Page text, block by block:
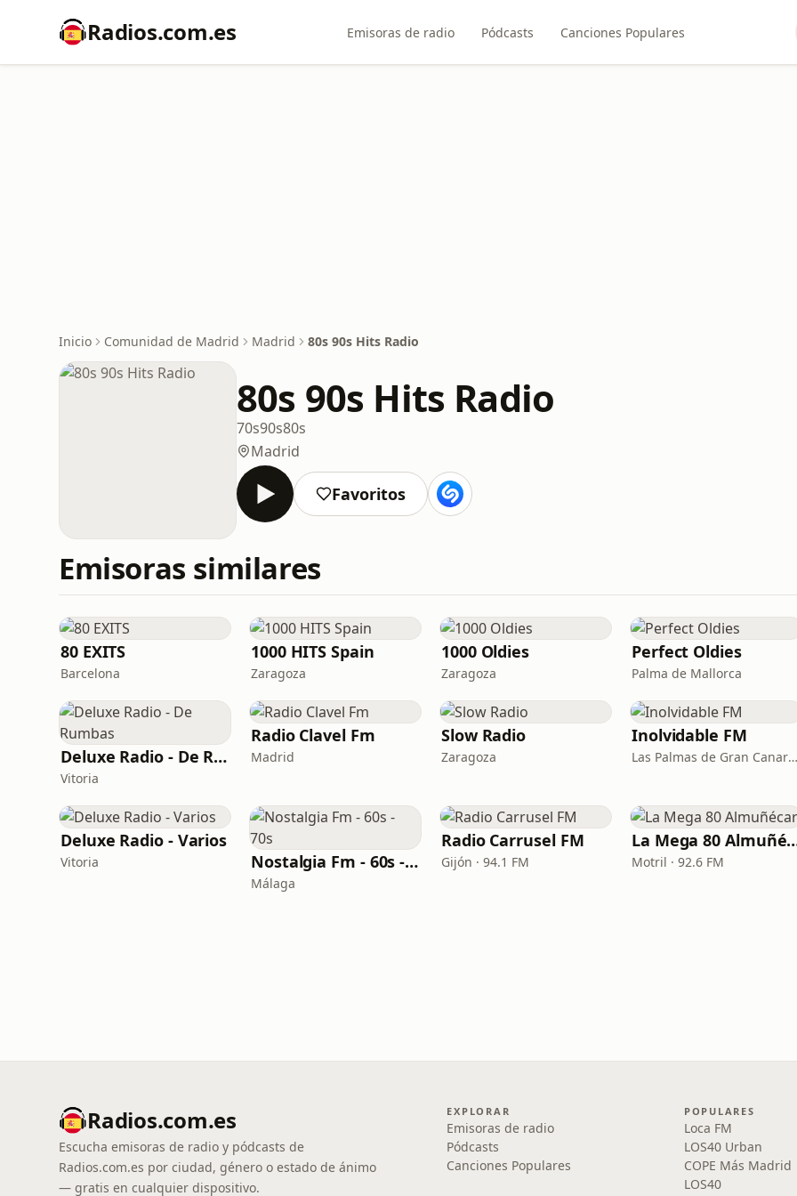
Radios.com.es Emisoras de radio Pódcasts Canciones Populares
Inicio Comunidad de Madrid Madrid 80s 90s Hits Radio
80s 90s Hits Radio
70s90s80s
Madrid
Favoritos
Emisoras similares
80 EXITS
Barcelona
1000 HITS Spain
Zaragoza
1000 Oldies
Zaragoza
Perfect Oldies
Palma de Mallorca
Deluxe Radio - De Rumbas
Vitoria
Radio Clavel Fm
Madrid
Slow Radio
Zaragoza
Inolvidable FM
Las Palmas de Gran Canaria · 95.8 FM
Deluxe Radio - Varios
Vitoria Nostalgia Fm - 60s - 70s
Málaga
Radio Carrusel FM
Gijón · 94.1 FM
La Mega
Motril · 92.6 FM
Radios.com.es
Escucha emisoras de radio y pódcasts de
Radios.com.es por ciudad, género o estado de ánimo
— gratis en cualquier dispositivo.
EXPLORAR
Emisoras de radio
Pódcasts
Canciones Populares
POPULARES
Loca FM
LOS40 Urban
COPE Más Madrid
LOS40